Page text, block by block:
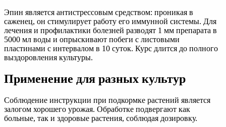
Эпин является антистрессовым средством: проникая в
саженец, он стимулирует работу его иммунной системы. Для
лечения и профилактики болезней разводят 1 мм препарата в
5000 мл воды и опрыскивают побеги с листовыми
пластинами с интервалом в 10 суток. Курс длится до полного
выздоровления культуры.
Применение для разных культур
Соблюдение инструкции при подкормке растений является
залогом хорошего урожая. Обработке подвергают как
больные, так и здоровые растения, соблюдая дозировку.